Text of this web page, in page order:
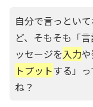
自分で言っとい
ど、そもそも「
ッセージを 入力
トプットする」
ね？